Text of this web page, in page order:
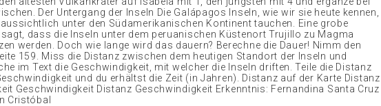
Der Untergang der Inseln Die Galápagos Inseln, wie wir sie heute kennen,
unter den Südamerikanischen Kontinent tauchen. Eine grobe
dass die Inseln unter dem peruanischen Küstenort Trujillo zu Magma
werden. Doch wie lange wird das dauern? Berechne die Dauer! Nimm den
159. Miss die Distanz zwischen dem heutigen Standort der Inseln und
im Text die Geschwindigkeit, mit welcher die Inseln driften. Teile die Distanz
und du erhältst die Zeit (in Jahren). Distanz auf der Karte Distanz
Geschwindigkeit Distanz Geschwindigkeit Erkenntnis: Fernandina Santa Cruz
Cristóbal